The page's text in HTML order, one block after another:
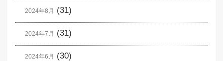
2024年8月 (31)
2024年7月 (31)
2024年6月 (30)